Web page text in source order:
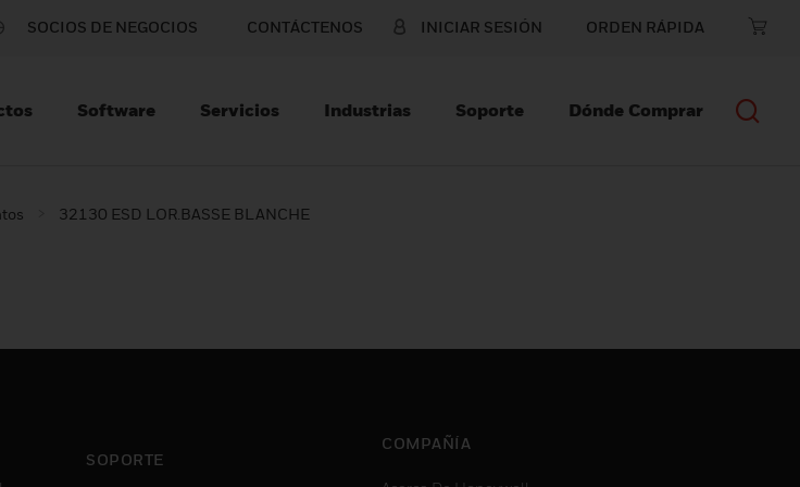
SOCIOS DE NEGOCIOS CONTÁCTENOS INICIAR SESIÓN ORDEN RÁPIDA
Software Servicios Industrias Soporte Dónde Comprar
32130 ESD LOR.BASSE BLANCHE
SOPORTE
COMPAÑÍA